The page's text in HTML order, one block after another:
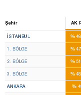
Şehir AK
İSTANBUL %
1. BÖLGE %
2. BÖLGE %
3. BÖLGE %
ANKARA %